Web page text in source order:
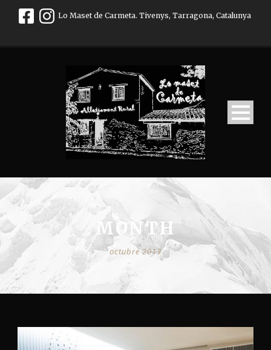
Lo Maset de Carmeta. Tivenys, Tarragona, Catalunya
MONTH
octubre 2013